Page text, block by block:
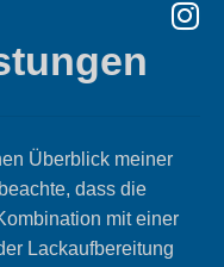
Überblick meiner
dass die
mit einer
Lackaufbereitung